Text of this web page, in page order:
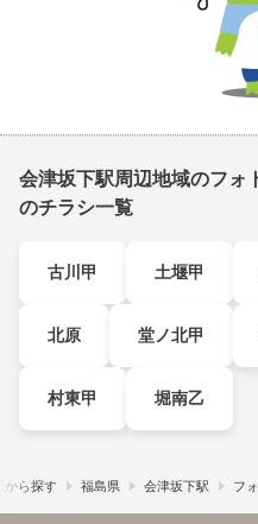
会津坂下駅周辺地域のフォ
のチラシ一覧
古川甲 土堰甲
北原 堂ノ北甲
村東甲 堀南乙
から探す 福島県 会津坂下駅 フ